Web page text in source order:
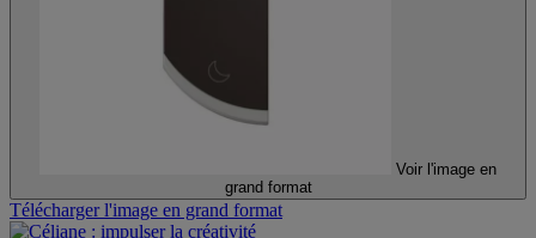
Voir l'image en
grand format
Télécharger l'image en grand format